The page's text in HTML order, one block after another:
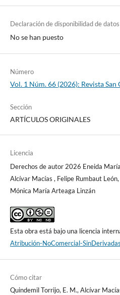
Declaración de disponibilidad de datos
No se han puesto
Número
Vol. 1 Núm. 66 (2026): Revista
Sección
ARTÍCULOS ORIGINALES
Licencia
Derechos de autor 2026 Eneida
Alcívar Macías , Felipe Rumbaut
Mónica María Arteaga Linzán
Esta obra está bajo una licencia
Atribución-NoComercial-
Cómo citar
Quindemil Torrijo, E. M., Alcívar